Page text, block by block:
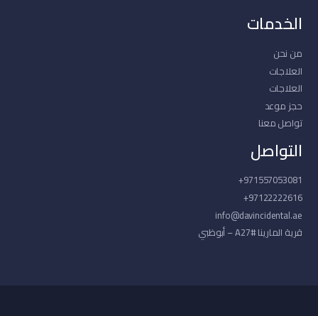
التواصل
971557053081+
97122222616+
info@davincidental.ae
قرية المارينا #A27 – أبوظبي
الخدمات
من نحن
العلاجات
العلاجات
حجز موعد
تواصل معنا